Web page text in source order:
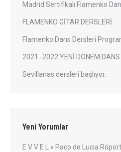
Madrid Sertifikalı Flamenko
FLAMENKO GİTAR DERSLERİ
Flamenko Dans Dersleri
2021 -2022 YENİ DÖNEM DANS
Sevillanas dersleri başlıyor.
Yeni Yorumlar
E V V E L » Paco de Lucia